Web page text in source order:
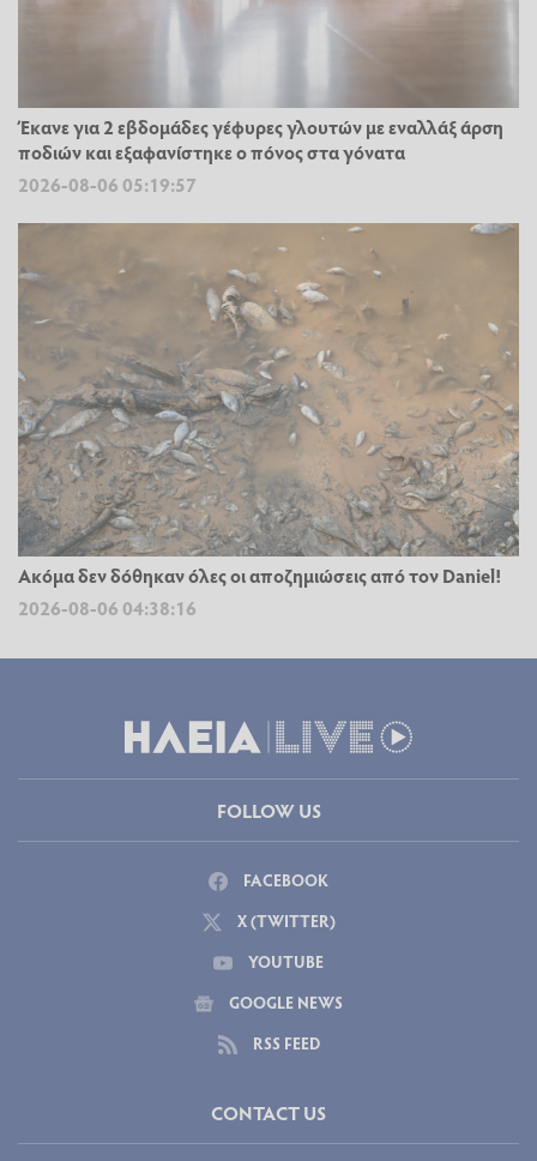
Έκανε για 2 εβδομάδες γέφυρες γλουτών με εναλλάξ άρση
ποδιών και εξαφανίστηκε ο πόνος στα γόνατα
2026-08-06 05:19:57
Ακόμα δεν δόθηκαν όλες οι αποζημιώσεις από τον Daniel!
2026-08-06 04:38:16
FOLLOW US
FACEBOOK
X (TWITTER)
YOUTUBE
GOOGLE NEWS
RSS FEED
CONTACT US